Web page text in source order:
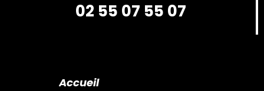
02 55 07 55 07
Accueil